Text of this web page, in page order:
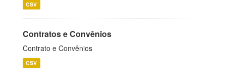
CSV
Contratos e Convênios
Contrato e Convênios
CSV